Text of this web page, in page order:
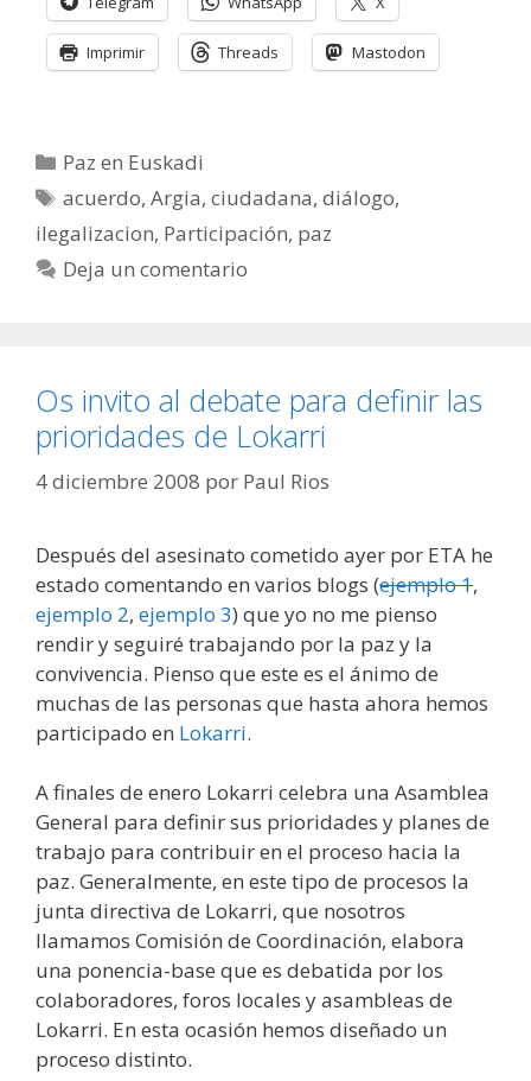
Imprimir Threads Mastodon
Categorías
Paz en Euskadi
Etiquetas
acuerdo,Argia,ciudadana,diálogo,
ilegalizacion, Participación, paz
Deja un comentario
Os invito al debate para definir las
prioridades de Lokarri
4 diciembre 2008 por Paul Rios
Después del asesinato cometido ayer por ETA he
estado comentando en varios blogs (ejemplo 1,
ejemplo 2, ejemplo 3) que yo no me pienso
rendir y seguiré trabajando por la paz y la
convivencia. Pienso que este es el ánimo de
muchas de las personas que hasta ahora hemos
participado en Lokarri.
A finales de enero Lokarri celebra una Asamblea
General para definir sus prioridades y planes de
trabajo para contribuir en el proceso hacia la
paz. Generalmente, en este tipo de procesos la
junta directiva de Lokarri, que nosotros
llamamos Comisión de Coordinación, elabora
una ponencia-base que es debatida por los
colaboradores, foros locales y asambleas de
Lokarri. En esta ocasión hemos diseñado un
proceso distinto.